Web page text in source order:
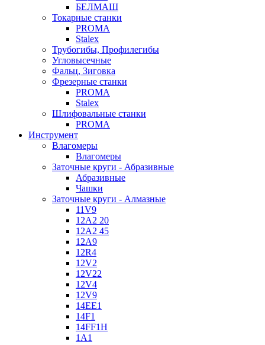
БЕЛМАШ
Токарные станки
PROMA
Stalex
Трубогибы, Профилегибы
Угловысечные
Фальц, Зиговка
Фрезерные станки
PROMA
Stalex
Шлифовальные станки
PROMA
Инструмент
Влагомеры
Влагомеры
Заточные круги - Абразивные
Абразивные
Чашки
Заточные круги - Алмазные
11V9
12A2 20
12A2 45
12A9
12R4
12V2
12V22
12V4
12V9
14EE1
14F1
14FF1H
1A1